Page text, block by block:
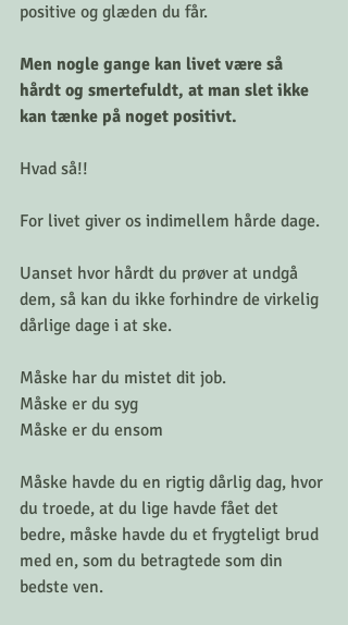
positive og glæden du får.
Men nogle gange kan livet være så
hårdt og smertefuldt, at man slet ikke
kan tænke på noget positivt.
Hvad så!!
For livet giver os indimellem hårde dage.
Uanset hvor hårdt du prøver at undgå
dem, så kan du ikke forhindre de virkelig
dårlige dage i at ske.
Måske har du mistet dit job.
Måske er du syg
Måske er du ensom
Måske havde du en rigtig dårlig dag, hvor
du troede, at du lige havde fået det
bedre, måske havde du et frygteligt brud
med en, som du betragtede som din
bedste ven.